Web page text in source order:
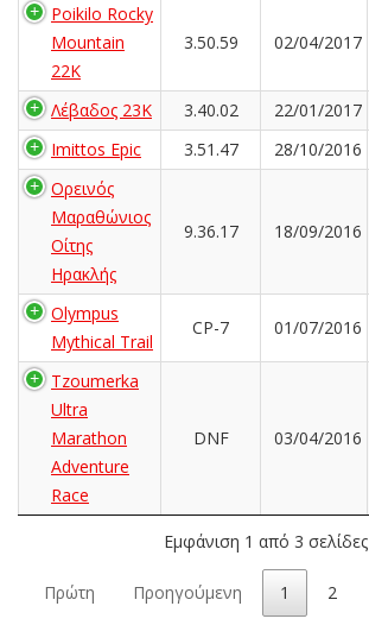
Poikilo Rocky
Mountain
22K
3.50.59 02/04/2017
Λέβαδος 23Κ 3.40.02 22/01/2017
Imittos Epic
3.51.47 28/10/2016
Ορεινός
Μαραθώνιος
Οίτης
Ηρακλής
9.36.17 18/09/2016
Olympus
Mythical Trail
CP-7 01/07/2016
Tzoumerka
Ultra
Marathon
Adventure
Race
DNF 03/04/2016
Εμφάνιση 1 από 3 σελίδες
Πρώτη Προηγούμενη 1 2